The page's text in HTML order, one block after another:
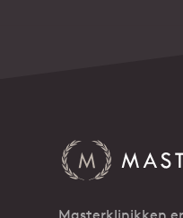
Masterklinikken